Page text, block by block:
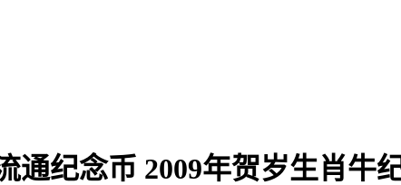
通纪念币 2009年贺岁生肖牛